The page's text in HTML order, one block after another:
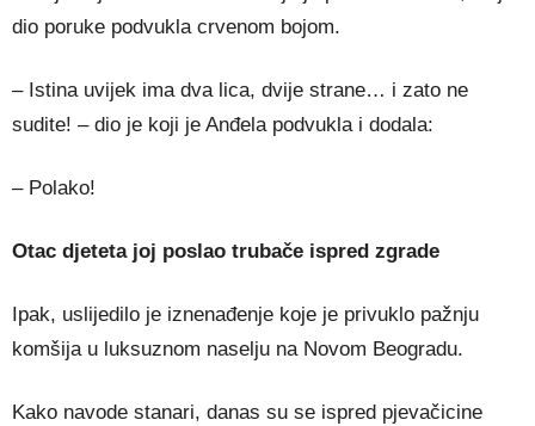
dio poruke podvukla crvenom bojom.
– Istina uvijek ima dva lica, dvije strane… i zato ne
sudite! – dio je koji je Anđela podvukla i dodala:
– Polako!
Otac djeteta joj poslao trubače ispred zgrade
Ipak, uslijedilo je iznenađenje koje je privuklo pažnju
komšija u luksuznom naselju na Novom Beogradu.
Kako navode stanari, danas su se ispred pjevačicine